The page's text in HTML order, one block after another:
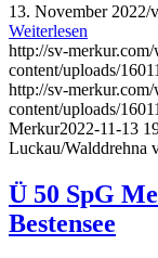
13. November 2022/
Weiterlesen
http://sv-
content/uploads/
http://sv-
content/uploads/
Merkur2022-11-13
Luckau/Walddrehna
Ü 50 SpG
Bestensee